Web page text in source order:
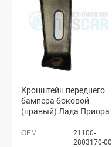
Кронштейн переднего
бампера боковой
(правый) Лада Приора
21100-
2803170-00